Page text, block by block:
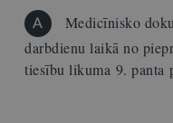
A
Medicīnisko
darbdienu laikā no
tiesību likuma 9. panta